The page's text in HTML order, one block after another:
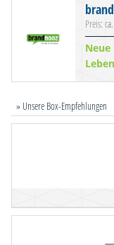
Preis:
» Unsere Box-Empfehlungen